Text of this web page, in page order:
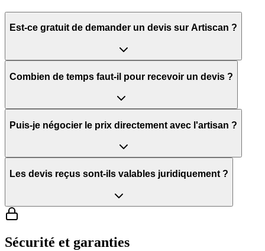
Est-ce gratuit de demander un devis sur Artiscan ?
Combien de temps faut-il pour recevoir un devis ?
Puis-je négocier le prix directement avec l'artisan ?
Les devis reçus sont-ils valables juridiquement ?
Sécurité et garanties